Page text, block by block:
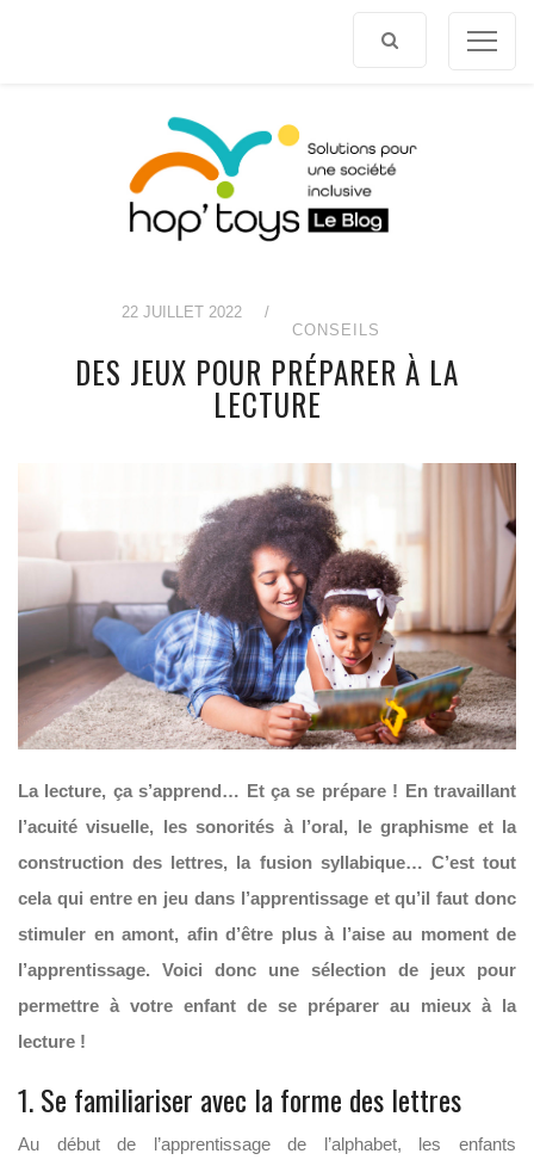
22 JUILLET 2022
/
CONSEILS
DES JEUX POUR PRÉPARER À LA
LECTURE
La lecture, ça s’apprend… Et ça se prépare ! En travaillant
l’acuité visuelle, les sonorités à l’oral, le graphisme et la
construction des lettres, la fusion syllabique… C’est tout
cela qui entre en jeu dans l’apprentissage et qu’il faut donc
stimuler en amont, afin d’être plus à l’aise au moment de
l’apprentissage. Voici donc une sélection de jeux pour
permettre à votre enfant de se préparer au mieux à la
lecture !
1. Se familiariser avec la forme des lettres
Au début de l’apprentissage de l’alphabet, les enfants